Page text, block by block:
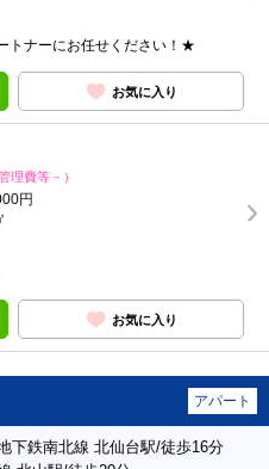
トナーにお任せください！★
お気に入り
管理費等－）
円
お気に入り
アパート
下鉄南北線 北仙台駅/徒歩16分